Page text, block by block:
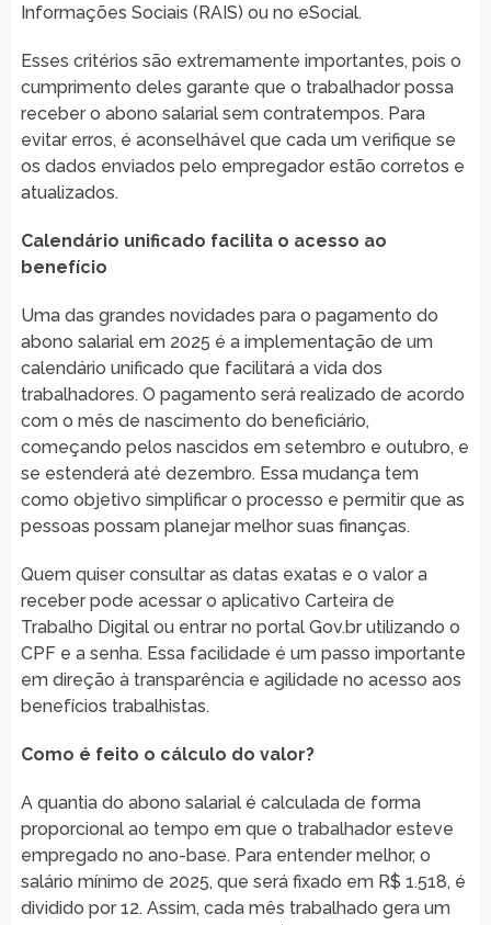
Informações Sociais (RAIS) ou no eSocial.
Esses critérios são extremamente importantes, pois o
cumprimento deles garante que o trabalhador possa
receber o abono salarial sem contratempos. Para
evitar erros, é aconselhável que cada um verifique se
os dados enviados pelo empregador estão corretos e
atualizados.
Calendário unificado facilita o acesso ao
benefício
Uma das grandes novidades para o pagamento do
abono salarial em 2025 é a implementação de um
calendário unificado que facilitará a vida dos
trabalhadores. O pagamento será realizado de acordo
com o mês de nascimento do beneficiário,
começando pelos nascidos em setembro e outubro, e
se estenderá até dezembro. Essa mudança tem
como objetivo simplificar o processo e permitir que as
pessoas possam planejar melhor suas finanças.
Quem quiser consultar as datas exatas e o valor a
receber pode acessar o aplicativo Carteira de
Trabalho Digital ou entrar no portal Gov.br utilizando o
CPF e a senha. Essa facilidade é um passo importante
em direção à transparência e agilidade no acesso aos
benefícios trabalhistas.
Como é feito o cálculo do valor?
A quantia do abono salarial é calculada de forma
proporcional ao tempo em que o trabalhador esteve
empregado no ano-base. Para entender melhor, o
salário mínimo de 2025, que será fixado em R$ 1.518, é
dividido por 12. Assim, cada mês trabalhado gera um